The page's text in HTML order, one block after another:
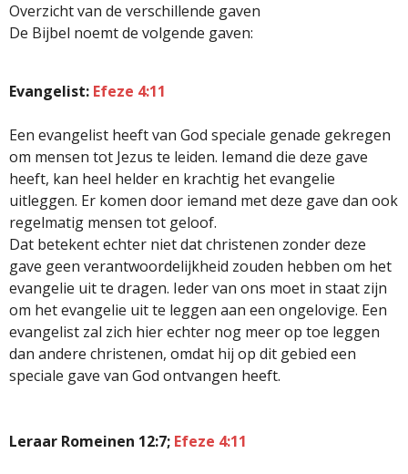
Overzicht van de verschillende gaven
De Bijbel noemt de volgende gaven:
Evangelist: Efeze 4:11
Een evangelist heeft van God speciale genade gekregen
om mensen tot Jezus te leiden. Iemand die deze gave
heeft, kan heel helder en krachtig het evangelie
uitleggen. Er komen door iemand met deze gave dan ook
regelmatig mensen tot geloof.
Dat betekent echter niet dat christenen zonder deze
gave geen verantwoordelijkheid zouden hebben om het
evangelie uit te dragen. Ieder van ons moet in staat zijn
om het evangelie uit te leggen aan een ongelovige. Een
evangelist zal zich hier echter nog meer op toe leggen
dan andere christenen, omdat hij op dit gebied een
speciale gave van God ontvangen heeft.
Leraar Romeinen 12:7; Efeze 4:11